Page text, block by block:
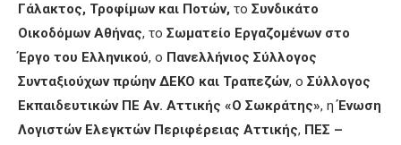
Γάλακτος, Τροφίμων και Ποτών, το Συνδικάτο
Οικοδόμων Αθήνας, το Σωματείο Εργαζομένων στο
Έργο του Ελληνικού, ο Πανελλήνιος Σύλλογος
Συνταξιούχων πρώην ΔΕΚΟ και Τραπεζών, ο Σύλλογος
Εκπαιδευτικών ΠΕ Αν. Αττικής «Ο Σωκράτης», ηΈνωση
Λογιστών Ελεγκτών Περιφέρειας Αττικής, ΠΕΣ –